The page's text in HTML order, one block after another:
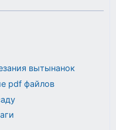
вытынанок
pdf файлов